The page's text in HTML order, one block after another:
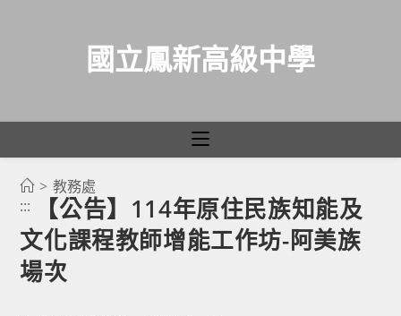
國立鳳新高級中學
> 教務處
:::
【公告】114年原住民族知能及
文化課程教師增能工作坊-阿美族
場次